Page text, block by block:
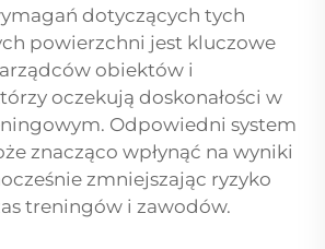
dotyczących tych
powierzchni jest kluczowe
obiektów i
oczekują doskonałości w
Odpowiedni system
znacząco wpłynąć na wyniki
zmniejszając ryzyko
treningów i zawodów.